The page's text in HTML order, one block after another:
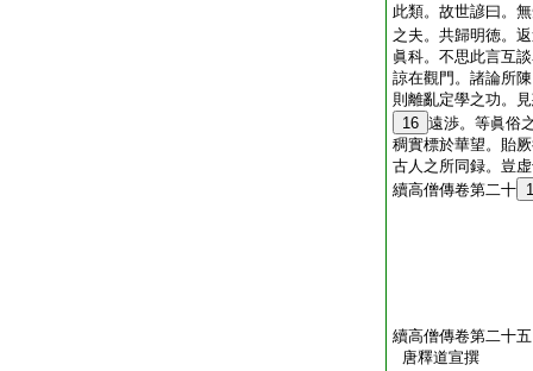
此類。故世諺曰。
之夫。共歸明徳。
眞科。不思此言互
諒在觀門。諸論所
則離亂定學之功。
16 遠渉。等眞俗
稠實標於華望。貽
古人之所同録。豈
續高僧傳卷第二十
續高僧傳卷第二十五
唐釋道宣撰